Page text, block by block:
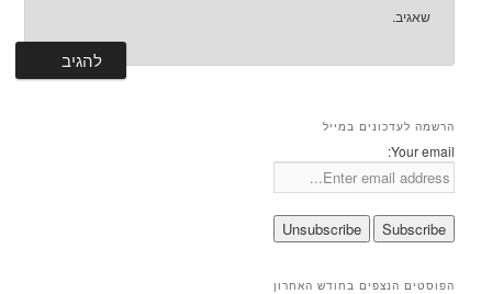
שאגיב.
הרשמה לעדכונים במייל
Your email:
הפוסטים הנצפים בחודש האחרון